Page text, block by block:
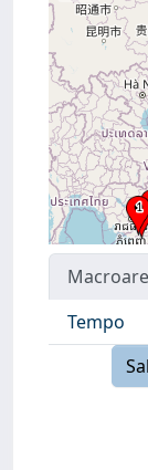
Tempo